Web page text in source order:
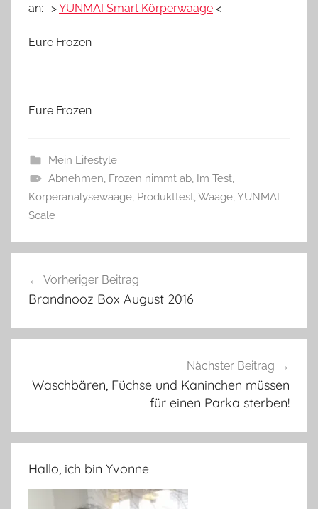
an: ->YUNMAI Smart Körperwaage <-
Eure Frozen
Eure Frozen
Mein Lifestyle
Abnehmen, Frozen nimmt ab, Im Test,
Körperanalysewaage, Produkttest,Waage,YUNMAI
Scale
Vorheriger Beitrag
Brandnooz Box August 2016
Nächster Beitrag
Waschbären, Füchse und Kaninchen müssen
für einen Parka sterben!
Hallo, ich bin Yvonne